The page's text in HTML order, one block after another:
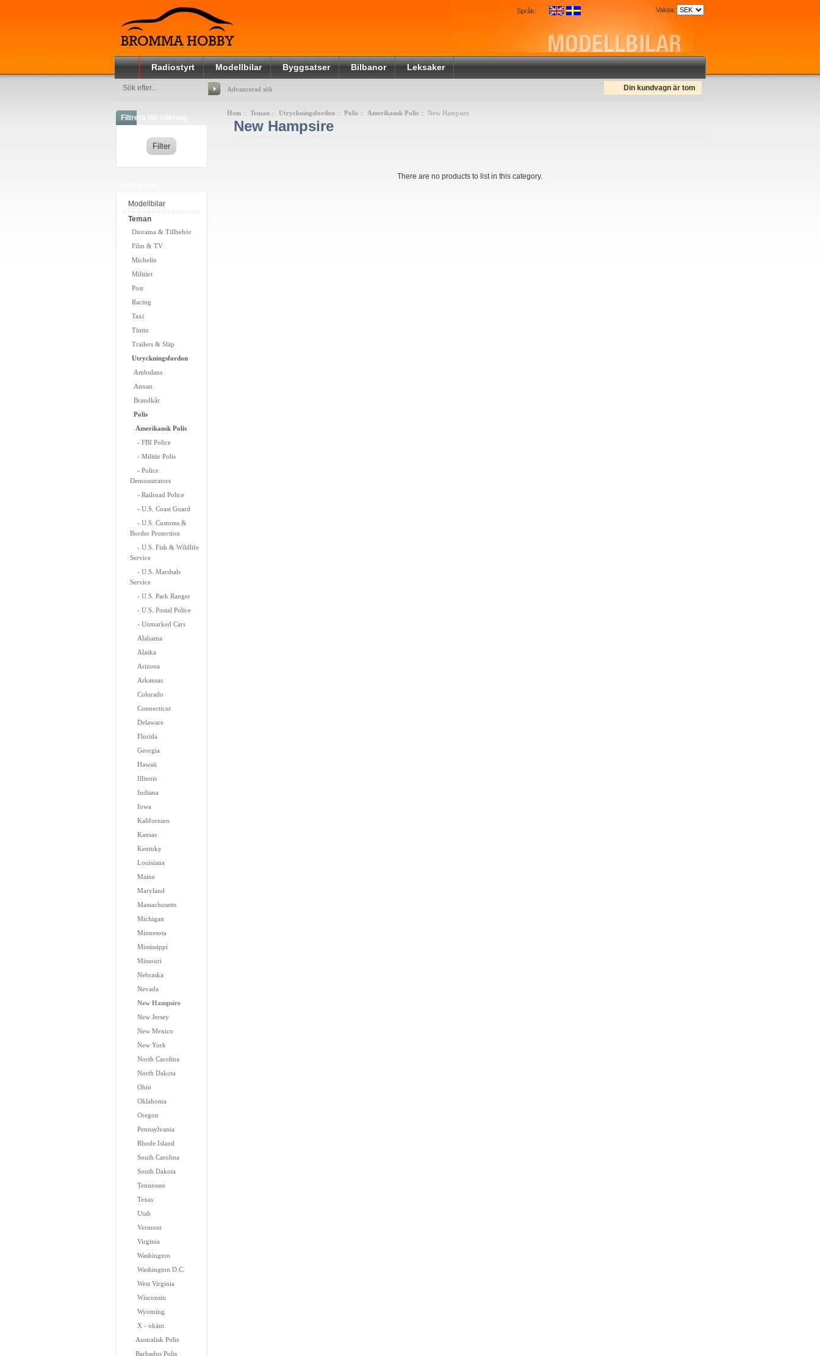
Valuta:
Språk:
Radiostyrt Modellbilar Byggsatser Bilbanor Leksaker
Advancerad sök Din kundvagn är tom
Filtrera din sökning
Modellbilar
Teman
Diorama & Tillbehör
Film & TV
Michelin
Militärt
Post
Racing
Taxi
Tintin
Trailers & Släp
Utryckningsfordon
Ambulans
Annan
Brandkår
Polis
Amerikansk Polis
- FBI Police
- Militär Polis
- Police
Demonstrators
- Railroad Police
- U.S. Coast Guard
- U.S. Customs &
Border Protection
- U.S. Fish & Wildlife
Service
- U.S. Marshals
Service
- U.S. Park Ranger
- U.S. Postal Police
- Unmarked Cars
Alabama
Alaska
Arizona
Arkansas
Colorado
Connecticut
Delaware
Florida
Georgia
Hawaii
Illinois
Indiana
Iowa
Kalifornien
Kansas
Kentuky
Louisiana
Maine
Maryland
Massachusetts
Michigan
Minnesota
Mississippi
Missouri
Nebraska
Nevada
New Hampsire
New Jersey
New Mexico
New York
North Carolina
North Dakota
Ohio
Oklahoma
Oregon
Pennsylvania
Rhode Island
South Carolina
South Dakota
Tennessee
Texas
Utah
Vermont
Virginia
Washington
Washington D.C.
West Virginia
Wisconsin
Wyoming
X - okänt
Australisk Polis
Barbados Polis
Hem :: Teman :: Utryckningsfordon :: Polis :: Amerikansk Polis :: New Hampsire
New Hampsire
There are no products to list in this category.